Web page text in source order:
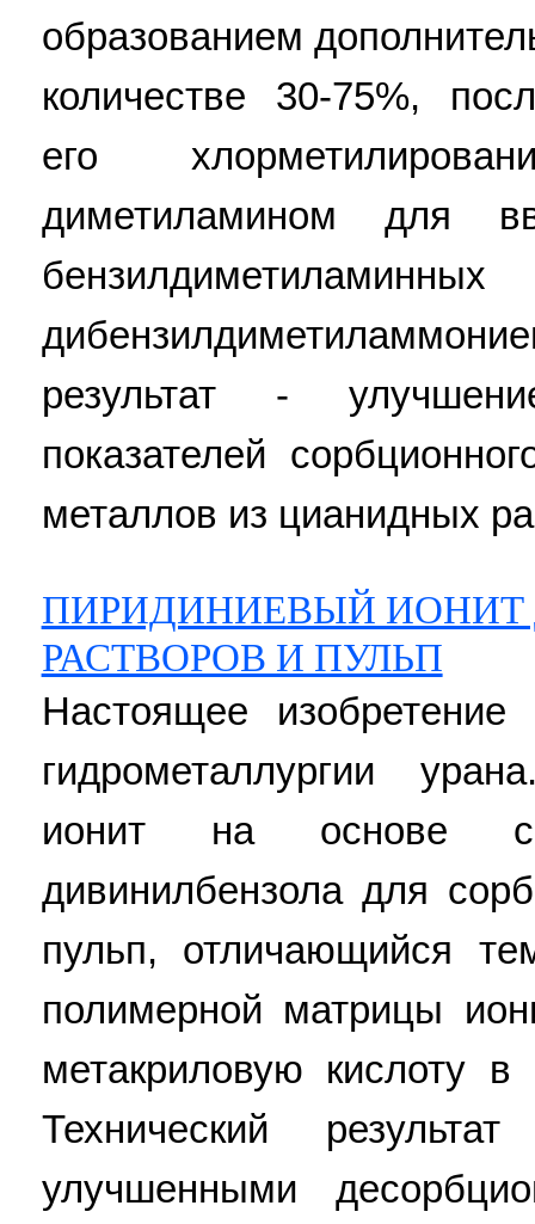
образованием
количестве 30-75%,
его
диметиламином для
результат -
показателей
металлов из цианидных
ПИРИДИНИЕВЫЙ ИОНИТ
РАСТВОРОВ И ПУЛЬП
Настоящее изобретение
гидрометаллургии
ионит на основе
дивинилбензола для
пульп, отличающийся
полимерной матрицы
метакриловую кислоту
Технический
улучшенными